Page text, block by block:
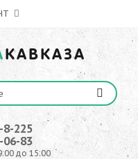
КАВКАЗА
8-225
06-83
до 15:00